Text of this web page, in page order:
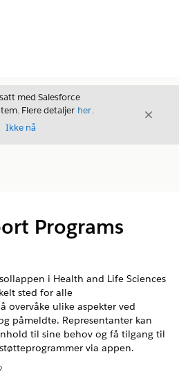
med Salesforce
Flere detaljer her.
Ikke nå
Avslutt
Programs
i Health and Life Sciences
sted for alle
overvåke ulike aspekter ved
påmeldte. Representanter kan
til sine behov og få tilgang til
via appen.